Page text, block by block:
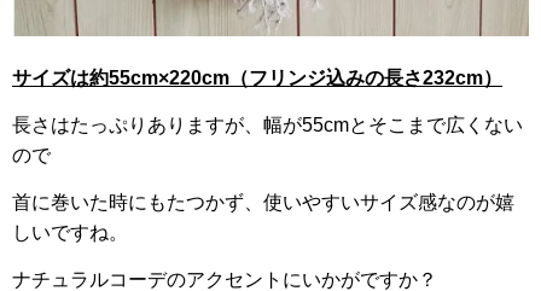
サイズは約55cm×220cm（フリンジ込みの長さ232cm）
長さはたっぷりありますが、幅が55cmとそこまで広くない
ので
首に巻いた時にもたつかず、使いやすいサイズ感なのが嬉
しいですね。
ナチュラルコーデのアクセントにいかがですか？